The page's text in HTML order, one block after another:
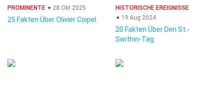
PROMINENTE 28 Okt 2025
25 Fakten Über Olivier Coipel
HISTORISCHE EREIGNISSE
19 Aug 2024
20 Fakten Über Den St.-
Swithin-Tag